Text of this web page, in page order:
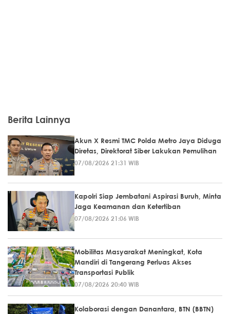
Berita Lainnya
Akun X Resmi TMC Polda Metro Jaya Diduga
Diretas, Direktorat Siber Lakukan Pemulihan
07/08/2026 21:31 WIB
Kapolri Siap Jembatani Aspirasi Buruh, Minta
Jaga Keamanan dan Ketertiban
07/08/2026 21:06 WIB
Mobilitas Masyarakat Meningkat, Kota
Mandiri di Tangerang Perluas Akses
Transportasi Publik
07/08/2026 20:40 WIB
Kolaborasi dengan Danantara, BTN (BBTN)